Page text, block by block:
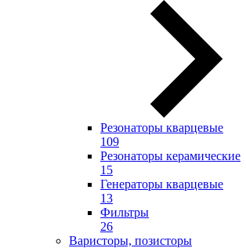
Резонаторы кварцевые
109
Резонаторы керамические
15
Генераторы кварцевые
13
Фильтры
26
Варисторы, позисторы